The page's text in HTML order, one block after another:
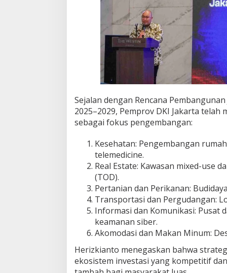
Sejalan dengan Rencana
2025–2029, Pemprov DKI Jakarta
sebagai fokus pengembangan:
Kesehatan: Pengembangan
telemedicine.
Real Estate: Kawasan mixed-use
(TOD).
Pertanian dan Perikanan:
Transportasi dan Pergudangan:
Informasi dan Komunikasi: Pusat
keamanan siber.
Akomodasi dan Makan Minum:
Herizkianto menegaskan bahwa
ekosistem investasi yang kompetitif